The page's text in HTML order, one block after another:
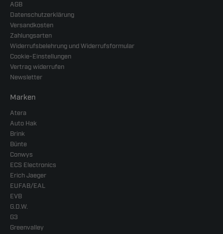
AGB
Datenschutzerklärung
Versandkosten
Zahlungsarten
Widerrufsbelehrung und Widerrufsformular
Cookie-Einstellungen
Vertrag widerrufen
Newsletter
Marken
Atera
Auto Hak
Brink
Bünte
Conwys
ECS Electronics
Erich Jaeger
EUFAB/EAL
EVB
G.D.W.
G3
Greenvalley